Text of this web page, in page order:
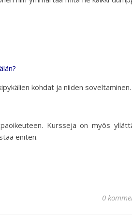
kohdat ja niiden soveltaminen.
Kursseja on myös
eniten.
0